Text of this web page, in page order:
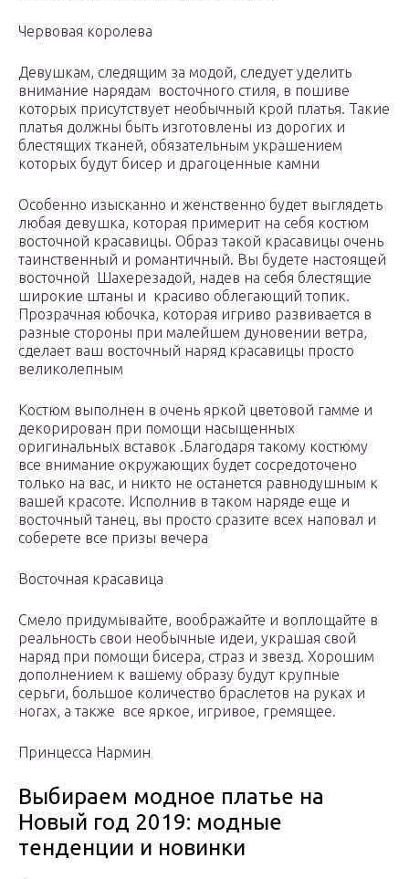
Червовая королева
Девушкам, следящим за модой, следует уделить
внимание нарядам восточного стиля, в пошиве
которых присутствует необычный крой платья. Такие
платья должны быть изготовлены из дорогих и
блестящих тканей, обязательным украшением
которых будут бисер и драгоценные камни
Особенно изысканно и женственно будет выглядеть
любая девушка, которая примерит на себя костюм
восточной красавицы. Образ такой красавицы очень
таинственный и романтичный. Вы будете настоящей
восточной Шахерезадой, надев на себя блестящие
широкие штаны и красиво облегающий топик.
Прозрачная юбочка, которая игриво развивается в
разные стороны при малейшем дуновении ветра,
сделает ваш восточный наряд красавицы просто
великолепным
Костюм выполнен в очень яркой цветовой гамме и
декорирован при помощи насыщенных
оригинальных вставок .Благодаря такому костюму
все внимание окружающих будет сосредоточено
только на вас, и никто не останется равнодушным к
вашей красоте. Исполнив в таком наряде еще и
восточный танец, вы просто сразите всех наповал и
соберете все призы вечера
Восточная красавица
Смело придумывайте, воображайте и воплощайте в
реальность свои необычные идеи, украшая свой
наряд при помощи бисера, страз и звезд. Хорошим
дополнением к вашему образу будут крупные
серьги, большое количество браслетов на руках и
ногах, а также все яркое, игривое, гремящее.
Принцесса Нармин
Выбираем модное платье на
Новый год 2019: модные
тенденции и новинки